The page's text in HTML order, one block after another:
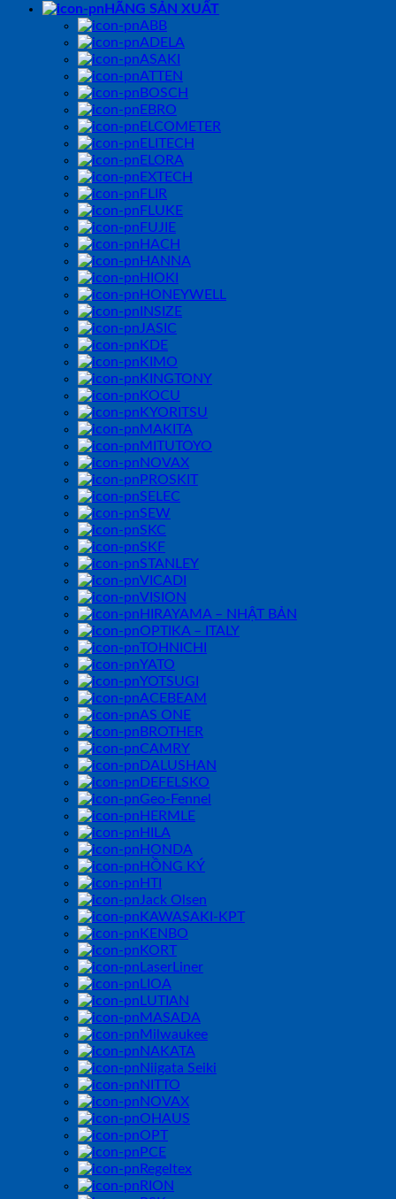
HÃNG SẢN XUẤT
ABB
ADELA
ASAKI
ATTEN
BOSCH
EBRO
ELCOMETER
ELITECH
ELORA
EXTECH
FLIR
FLUKE
FUJIE
HACH
HANNA
HIOKI
HONEYWELL
INSIZE
JASIC
KDE
KIMO
KINGTONY
KOCU
KYORITSU
MAKITA
MITUTOYO
NOVAX
PROSKIT
SELEC
SEW
SKC
SKF
STANLEY
VICADI
VISION
HIRAYAMA – NHẬT BẢN
OPTIKA – ITALY
TOHNICHI
YATO
YOTSUGI
ACEBEAM
AS ONE
BROTHER
CAMRY
DALUSHAN
DEFELSKO
Geo-Fennel
HERMLE
HILA
HONDA
HỒNG KÝ
HTI
Jack Olsen
KAWASAKI-KPT
KENBO
KORT
LaserLiner
LIOA
LUTIAN
MASADA
Milwaukee
NAKATA
Niigata Seiki
NITTO
NOVAX
OHAUS
OPT
PCE
Regeltex
RION